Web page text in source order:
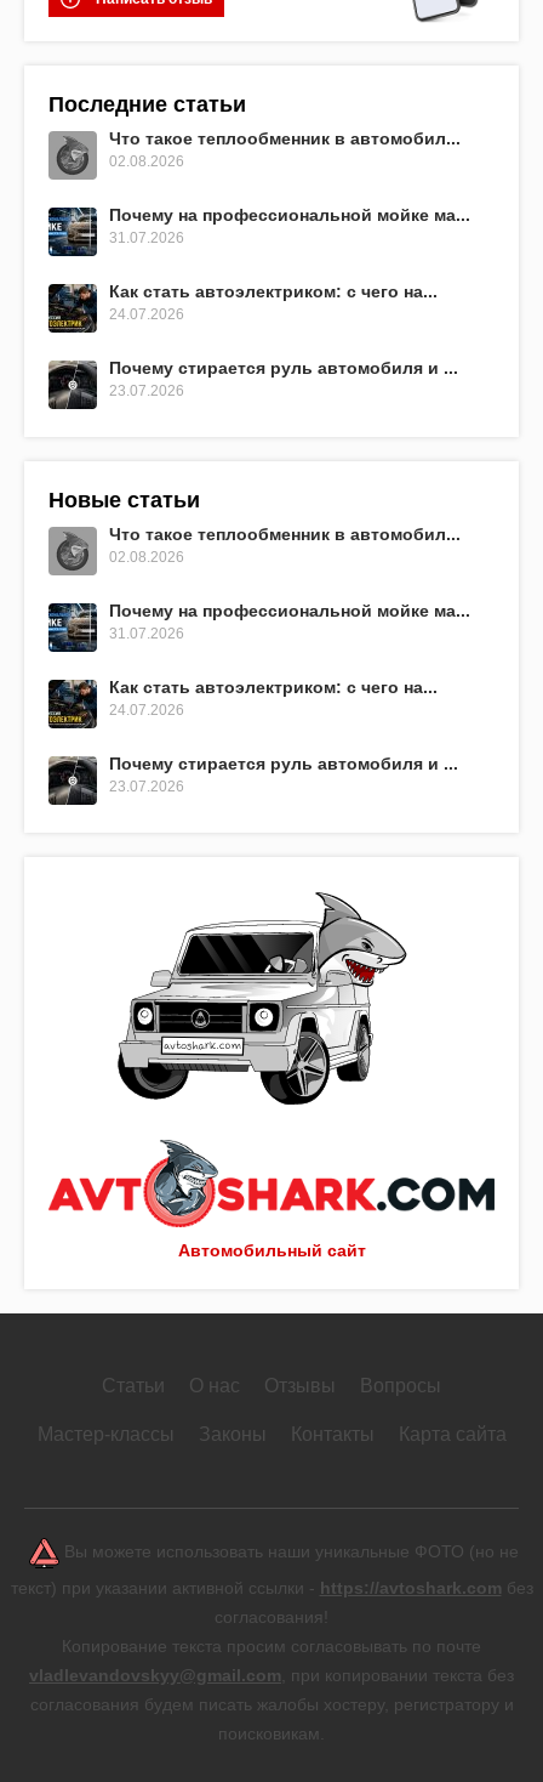
Автомобильный сайт
Последние статьи
Что такое теплообменник в автомобил...
02.08.2026
Почему на профессиональной мойке ма...
31.07.2026
Как стать автоэлектриком: с чего на...
24.07.2026
Почему стирается руль автомобиля и ...
23.07.2026
Новые статьи
Что такое теплообменник в автомобил...
02.08.2026
Почему на профессиональной мойке ма...
31.07.2026
Как стать автоэлектриком: с чего на...
24.07.2026
Почему стирается руль автомобиля и ...
23.07.2026
Статьи О нас Отзывы Вопросы
Мастер-классы Законы Контакты Карта сайта
Вы можете использовать наши уникальные ФОТО (но не
текст) при указании активной ссылки - https://avtoshark.com без
согласования!
Копирование текста просим согласовывать по почте
vladlevandovskyy@gmail.com , при копировании текста без
согласования будем писать жалобы хостеру, регистратору и
поисковикам.